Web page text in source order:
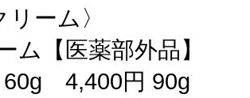
リーム〉
ム【医薬部外品】
60g 4,400円 90g